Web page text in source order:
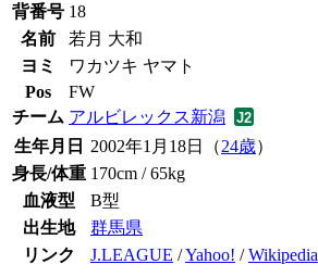
背番号 18
名前
若月 大和
ヨミ
ワカツキ ヤマト
Pos
FW
チーム アルビレックス新潟
生年月日
2002年1月18日（24歳）
身長/体重 170cm / 65kg
血液型
B型
出生地
群馬県
リンク
J.LEAGUE /Yahoo! /Wikipedia